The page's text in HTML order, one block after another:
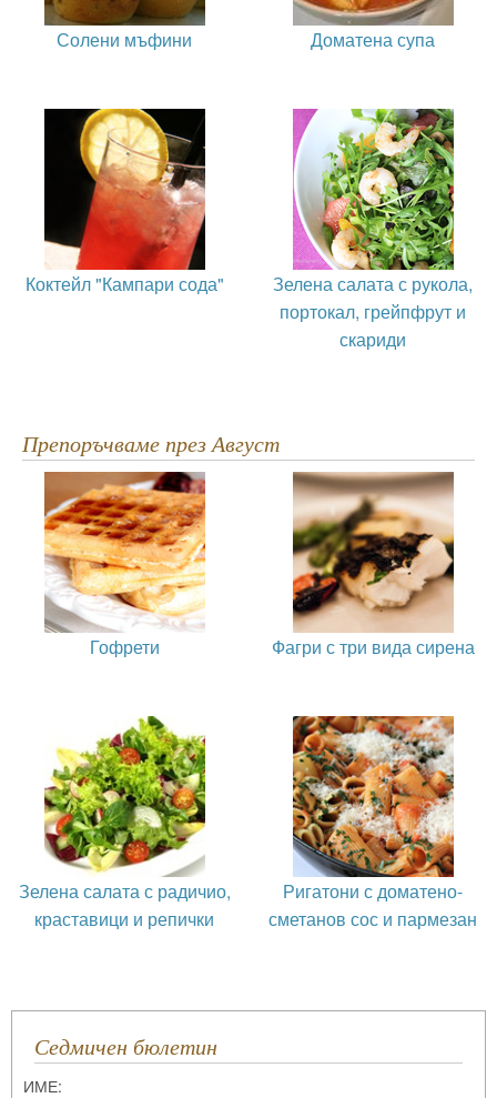
Солени мъфини Доматена супа
Коктейл "Кампари сода"
Зелена салата с рукола,
портокал, грейпфрут и
скариди
Препоръчваме през Август
Гофрети Фагри с три вида сирена
Зелена салата с радичио,
краставици и репички
Ригатони с доматено-
сметанов сос и пармезан
Седмичен бюлетин
ИМЕ: